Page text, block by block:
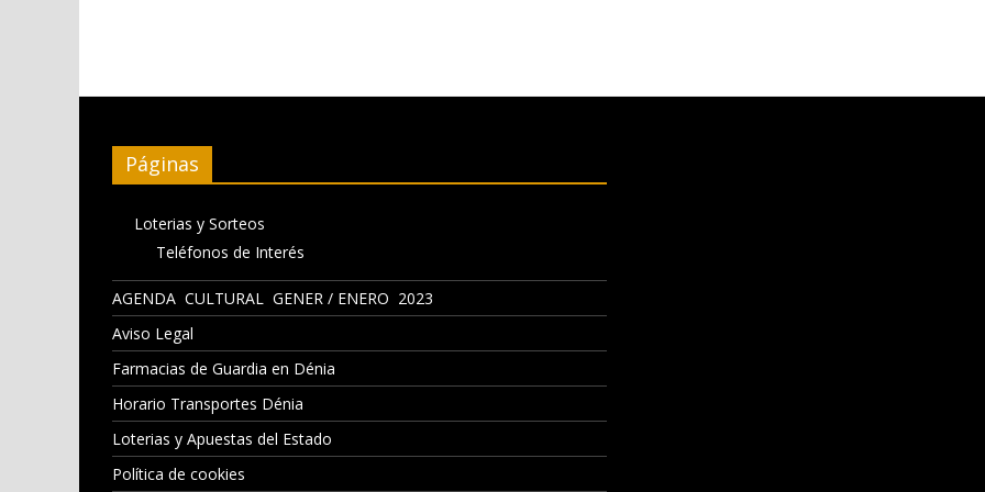
Páginas
Loterias y Sorteos
Teléfonos de Interés
AGENDA CULTURAL GENER / ENERO 2023
Aviso Legal
Farmacias de Guardia en Dénia
Horario Transportes Dénia
Loterias y Apuestas del Estado
Política de cookies